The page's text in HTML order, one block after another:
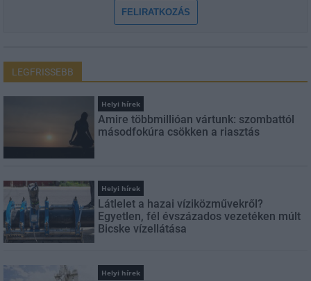
FELIRATKOZÁS
LEGFRISSEBB
Helyi hírek
Amire többmillióan vártunk: szombattól
másodfokúra csökken a riasztás
Helyi hírek
Látlelet a hazai víziközművekről?
Egyetlen, fél évszázados vezetéken múlt
Bicske vízellátása
Helyi hírek